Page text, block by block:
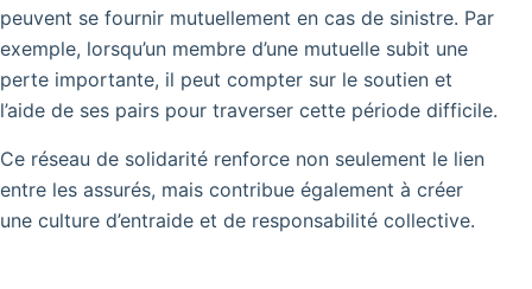
peuvent se fournir mutuellement en cas de sinistre. Par
exemple, lorsqu’un membre d’une mutuelle subit une
perte importante, il peut compter sur le soutien et
l’aide de ses pairs pour traverser cette période difficile.
Ce réseau de solidarité renforce non seulement le lien
entre les assurés, mais contribue également à créer
une culture d’entraide et de responsabilité collective.